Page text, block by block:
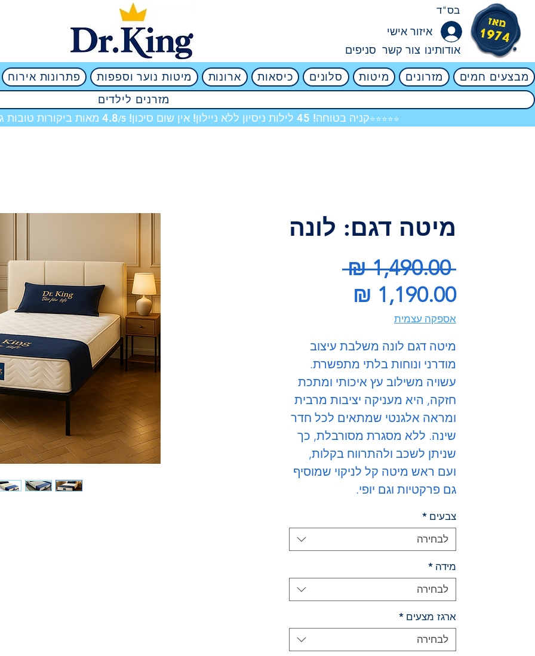
בס"ד
איזור אישי
סניפים צור קשר אודותינו
מבצעים חמים מזרונים מיטות סלונים כיסאות ארונות מיטות נוער וספפות
פתרונות אירוח
מזרנים לילדים
⭐⭐⭐⭐⭐קניה בטוחה! 45 לילות ניסיון ללא ניילון! אין שום סיכון! 4.8 /5 מאות ביקורות טובות
מיטה דגם: לונה
‏1,490.00 ‏₪
מחיר
אספקה עצמית
מיטה דגם לונה משלבת עיצוב
מודרני ונוחות בלתי מתפשרת.
עשויה משילוב עץ איכותי ומתכת
חזקה, היא מעניקה יציבות מרבית
ומראה אלגנטי שמתאים לכל חדר
שינה. ללא מסגרת מסורבלת, כך
שניתן לשכב ולהתרווח בקלות,
ועם ראש מיטה קל לניקוי שמוסיף
גם פרקטיות וגם יופי.
צבעים *
לבחירה
מידה *
לבחירה
ארגז מצעים *
לבחירה